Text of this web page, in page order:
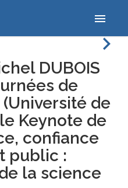
menu
aux Grandes journées de
navigate_next
DUBOIS
de
(Université de
Keynote de
confiance
public :
la science